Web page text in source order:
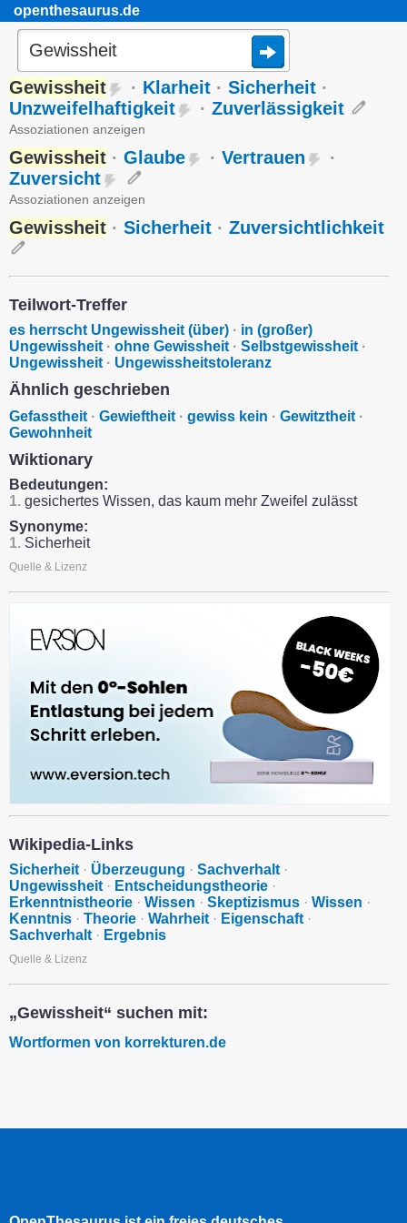
openthesaurus.de
Gewissheit · Klarheit · Sicherheit ·
Unzweifelhaftigkeit
· Zuverlässigkeit
Assoziationen anzeigen
Gewissheit · Glaube · Vertrauen
·
Zuversicht
Assoziationen anzeigen
Gewissheit · Sicherheit · Zuversichtlichkeit
Teilwort-Treffer
es herrscht Ungewissheit (über) · in (großer)
Ungewissheit · ohne Gewissheit · Selbstgewissheit ·
Ungewissheit · Ungewissheitstoleranz
Ähnlich geschrieben
Gefasstheit · Gewieftheit · gewiss kein · Gewitztheit ·
Gewohnheit
Wiktionary
Bedeutungen:
1. gesichertes Wissen, das kaum mehr Zweifel zulässt
Synonyme:
1. Sicherheit
Quelle & Lizenz
Wikipedia-Links
Sicherheit · Überzeugung · Sachverhalt ·
Ungewissheit · Entscheidungstheorie ·
Erkenntnistheorie · Wissen · Skeptizismus · Wissen ·
Kenntnis · Theorie · Wahrheit · Eigenschaft ·
Sachverhalt · Ergebnis
Quelle & Lizenz
„Gewissheit“ suchen mit:
Wortformen von korrekturen.de